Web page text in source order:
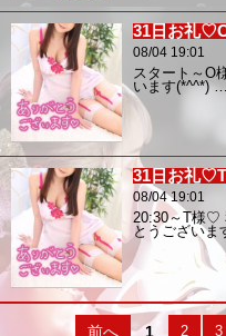
31日お礼
08/04 19:01
スタート～O
います(*^^*) …
31日お礼
08/04 19:01
20:30～T様♡
とうござい
前へ 1 2 3